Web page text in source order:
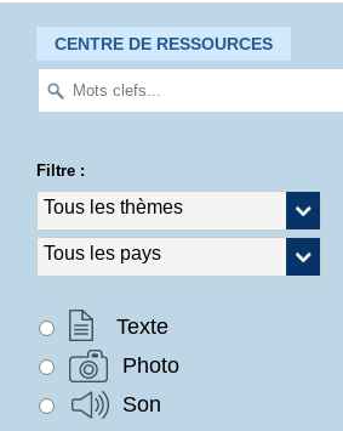
CENTRE DE RESSOURCES
Filtre :
Texte
Photo
Son